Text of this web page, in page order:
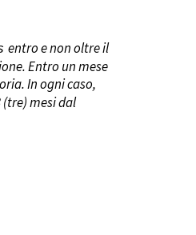
entroe non oltreil
. Entro un mese
In ogni caso,
mesi dal